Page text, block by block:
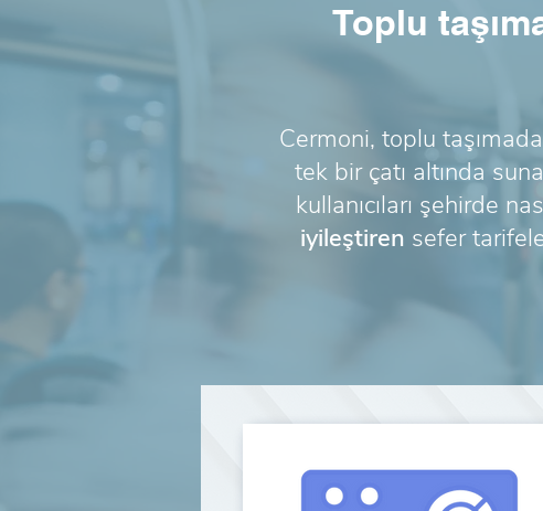
Toplu
Cermoni, toplu
tek bir çatı altında
kullanıcıları şehirde
iyileştiren sefer